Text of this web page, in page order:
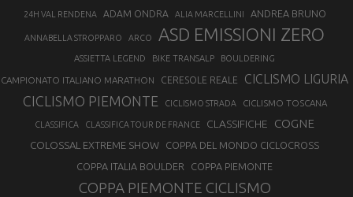
24H VAL RENDENA ADAM ONDRA ALIA MARCELLINI ANDREA BRUNO
ANNABELLA STROPPARO ARCO ASD EMISSIONI ZERO
ASSIETTA LEGEND BIKE TRANSALP BOULDERING
CAMPIONATO ITALIANO MARATHON CERESOLE REALE CICLISMO LIGURIA
CICLISMO PIEMONTE CICLISMO STRADA CICLISMO TOSCANA
CLASSIFICA CLASSIFICA TOUR DE FRANCE CLASSIFICHE COGNE
COLOSSAL EXTREME SHOW
COPPA DEL MONDO CICLOCROSS
COPPA ITALIA BOULDER
COPPA PIEMONTE
COPPA PIEMONTE CICLISMO